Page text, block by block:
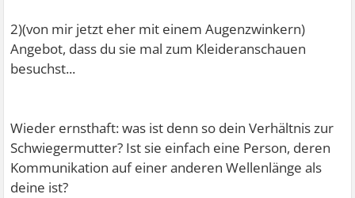
2)(von mir jetzt eher mit einem Augenzwinkern)
Angebot, dass du sie mal zum Kleideranschauen
besuchst...
Wieder ernsthaft: was ist denn so dein Verhältnis zur
Schwiegermutter? Ist sie einfach eine Person, deren
Kommunikation auf einer anderen Wellenlänge als
deine ist?